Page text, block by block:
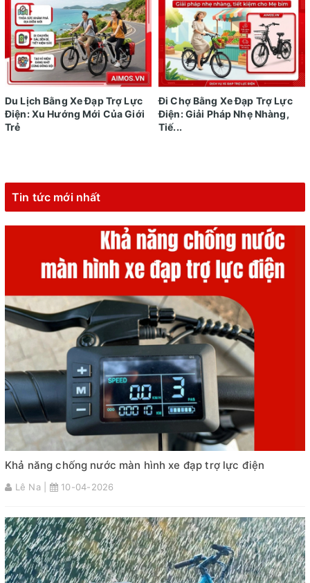
Du Lịch Bằng Xe Đạp Trợ Lực
Điện: Xu Hướng Mới Của Giới
Trẻ
Đi Chợ Bằng Xe Đạp Trợ Lực
Điện: Giải Pháp Nhẹ Nhàng,
Tiế...
Tin tức mới nhất
Khả năng chống nước màn hình xe đạp trợ lực điện
Lê Na | 10-04-2026